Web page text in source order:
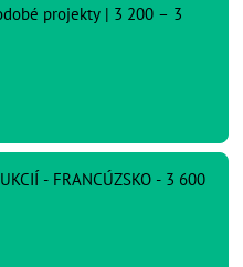
projekty | 3 200 – 3
- FRANCÚZSKO - 3 600